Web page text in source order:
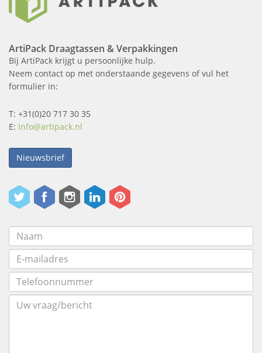
ArtiPack Draagtassen & Verpakkingen
Bij ArtiPack krijgt u persoonlijke hulp.
Neem contact op met onderstaande gegevens of vul het
formulier in:
T: +31(0)20 717 30 35
E: info@artipack.nl
Nieuwsbrief